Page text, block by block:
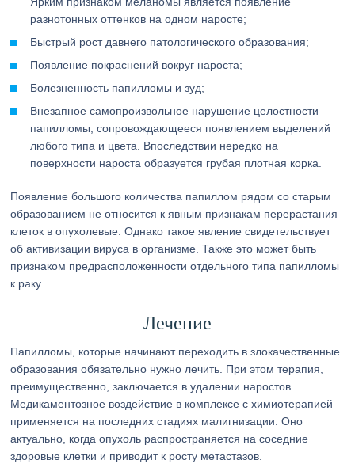
разнотонных оттенков на одном наросте;
Быстрый рост давнего патологического образования;
Появление покраснений вокруг нароста;
Болезненность папилломы и зуд;
Внезапное самопроизвольное нарушение целостности
папилломы, сопровождающееся появлением выделений
любого типа и цвета. Впоследствии нередко на
поверхности нароста образуется грубая плотная корка.
Появление большого количества папиллом рядом со старым
образованием не относится к явным признакам перерастания
клеток в опухолевые. Однако такое явление свидетельствует
об активизации вируса в организме. Также это может быть
признаком предрасположенности отдельного типа папилломы
к раку.
Лечение
Папилломы, которые начинают переходить в злокачественные
образования обязательно нужно лечить. При этом терапия,
преимущественно, заключается в удалении наростов.
Медикаментозное воздействие в комплексе с химиотерапией
применяется на последних стадиях малигнизации. Оно
актуально, когда опухоль распространяется на соседние
здоровые клетки и приводит к росту метастазов.